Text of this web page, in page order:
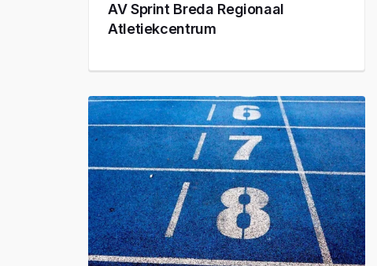
AV Sprint Breda Regionaal
Atletiekcentrum